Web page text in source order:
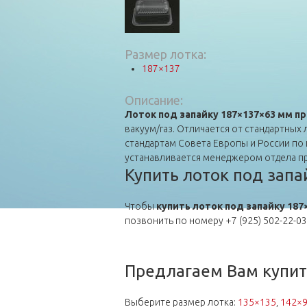
Размер лотка:
187×137
Описание:
Лоток под запайку 187×137×63 мм
вакуум/газ. Отличается от
стандартам Совета Европы и России
устанавливается менеджером отдела
Купить лоток под
Чтобыкупить лоток под запайку
позвонить по номеру +7 (925) 502-22-
Предлагаем Вам
Выберите размер лотка: 135×135